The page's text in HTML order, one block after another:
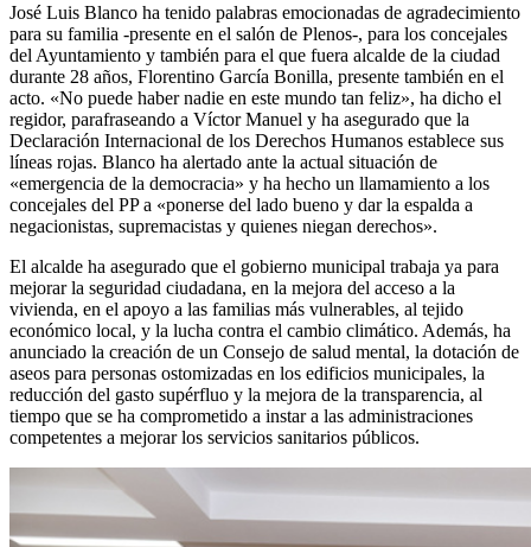
José Luis Blanco ha tenido palabras emocionadas de agradecimiento
para su familia -presente en el salón de Plenos-, para los concejales
del Ayuntamiento y también para el que fuera alcalde de la ciudad
durante 28 años, Florentino García Bonilla, presente también en el
acto. «No puede haber nadie en este mundo tan feliz», ha dicho el
regidor, parafraseando a Víctor Manuel y ha asegurado que la
Declaración Internacional de los Derechos Humanos establece sus
líneas rojas. Blanco ha alertado ante la actual situación de
«emergencia de la democracia» y ha hecho un llamamiento a los
concejales del PP a «ponerse del lado bueno y dar la espalda a
negacionistas, supremacistas y quienes niegan derechos».
El alcalde ha asegurado que el gobierno municipal trabaja ya para
mejorar la seguridad ciudadana, en la mejora del acceso a la
vivienda, en el apoyo a las familias más vulnerables, al tejido
económico local, y la lucha contra el cambio climático. Además, ha
anunciado la creación de un Consejo de salud mental, la dotación de
aseos para personas ostomizadas en los edificios municipales, la
reducción del gasto supérfluo y la mejora de la transparencia, al
tiempo que se ha comprometido a instar a las administraciones
competentes a mejorar los servicios sanitarios públicos.